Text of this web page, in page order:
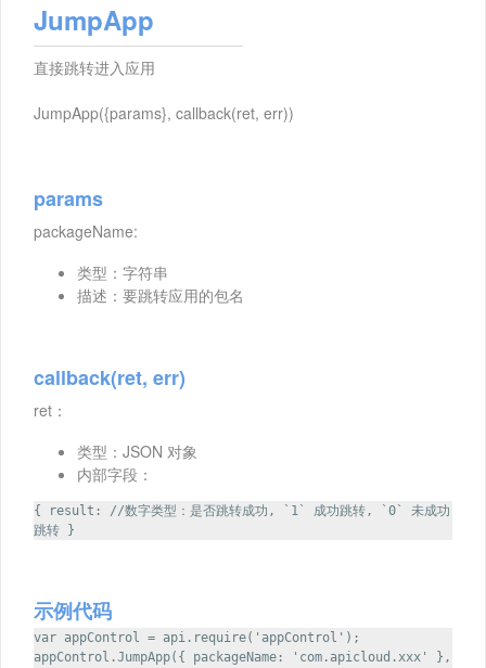
JumpApp
直接跳转进入应用
JumpApp({params}, callback(ret, err))
params
packageName:
类型：字符串
描述：要跳转应用的包名
callback(ret, err)
ret：
类型：JSON 对象
内部字段：
{ result: //数字类型：是否跳转成功, `1` 成功跳转, `0` 未成功
跳转 }
示例代码
var appControl = api.require('appControl');
appControl.JumpApp({ packageName: 'com.apicloud.xxx' },